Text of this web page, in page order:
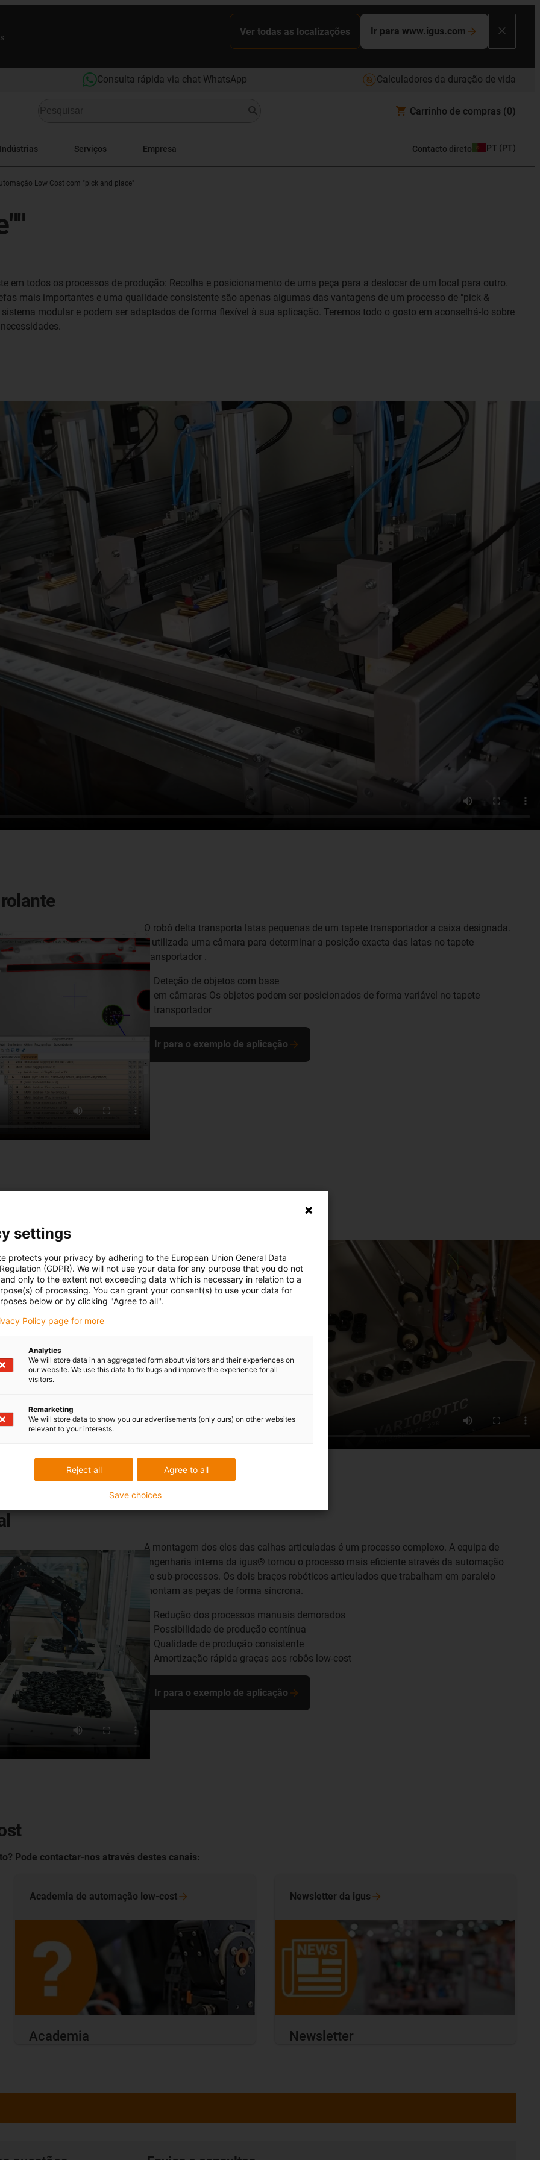
Ver todas as localizações Ir para www.igus.com
Consulta rápida via chat WhatsApp Calculadores da duração de vida
Carrinho de compras (0)
Indústrias Serviços Empresa Contacto direto PT (PT)
Low Cost com "pick and place"
em todos os processos de produção: Recolha e posicionamento de uma peça para a deslocar de um local para outro.
mais importantes e uma qualidade consistente são apenas algumas das vantagens de um processo de "pick &
modular e podem ser adaptados de forma flexível à sua aplicação. Teremos todo o gosto em aconselhá-lo sobre
O robô delta transporta latas pequenas de um tapete transportador a caixa designada.
É utilizada uma câmara para determinar a posição exacta das latas no tapete
transportador .
Deteção de objetos com base
em câmaras Os objetos podem ser posicionados de forma variável no tapete
transportador
Ir para o exemplo de aplicação
Uma mesa
robô delta. Um sistema
e transfere-as para o
A montagem dos elos das calhas articuladas é um processo complexo. A equipa de
engenharia interna da igus® tornou o processo mais eficiente através da automação
de sub-processos. Os dois braços robóticos articulados que trabalham em paralelo
montam as peças de forma síncrona.
Redução dos processos manuais demorados
Possibilidade de produção contínua
Qualidade de produção consistente
Amortização rápida graças aos robôs low-cost
Ir para o exemplo de aplicação
Pode contactar-nos através destes canais:
Academia
Academia de automação low-cost
Newsletter
Newsletter da igus
settings
protects your privacy by adhering to the European Union General Data
(GDPR). We will not use your data for any purpose that you do not
only to the extent not exceeding data which is necessary in relation to a
of processing. You can grant your consent(s) to use your data for
below or by clicking "Agree to all".
Policy page for more
Analytics
We will store data in an aggregated form about visitors and their experiences on
our website. We use this data to fix bugs and improve the experience for all
visitors.
Remarketing
We will store data to show you our advertisements (only ours) on other websites
relevant to your interests.
Agree to all
Reject all
Save choices